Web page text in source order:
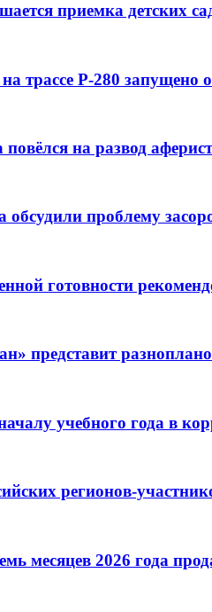
приемка детских
трассе Р-280
на развод
проблему
готовности
представит
учебного года в
регионов-
месяцев 2026 года